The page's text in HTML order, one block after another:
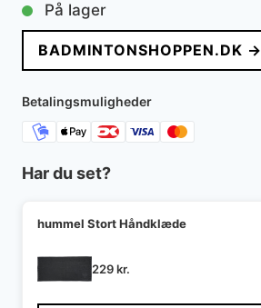
På lager
BADMINTONSHOPPEN.DK →
Betalingsmuligheder
Har du set?
hummel Stort Håndklæde
229kr.